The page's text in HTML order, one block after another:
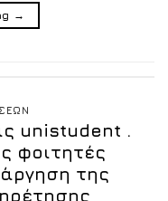
→
unistudent .
φοιτητές
της